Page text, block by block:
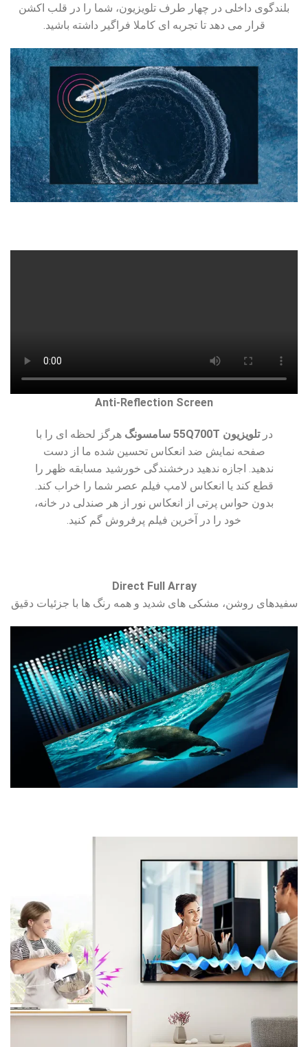
بلندگوی داخلی در چهار طرف تلویزیون، شما را در قلب اکشن
قرار می دهد تا تجربه ای کاملا فراگیر داشته باشید.
Anti-Reflection Screen
درتلویزیون 55Q700T سامسونگ
هرگز لحظه ای را با
صفحه نمایش ضد انعکاس تحسین شده ما از دست
ندهید. اجازه ندهید درخشندگی خورشید مسابقه ظهر را
قطع کند یا انعکاس لامپ فیلم عصر شما را خراب کند.
بدون حواس پرتی از انعکاس نور از هر صندلی در خانه،
خود را در آخرین فیلم پرفروش گم کنید.
Direct Full Array
سفیدهای روشن، مشکی های شدید و همه رنگ ها با جزئیات دقیق